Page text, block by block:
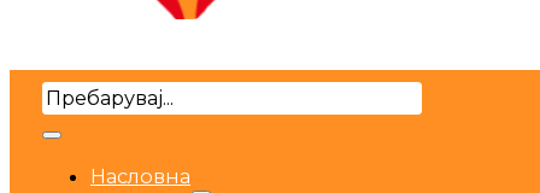
Search
Насловна